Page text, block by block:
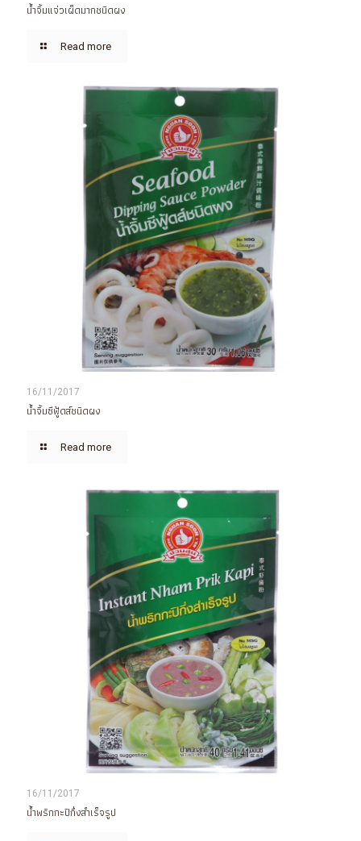
น้ำจิ้มแจ่วเผ็ดมากชนิดผง
Read more
16/11/2017
น้ำจิ้มซีฟู้ดส์ชนิดผง
Read more
16/11/2017
น้ำพริกกะปิกึ่งสำเร็จรูป